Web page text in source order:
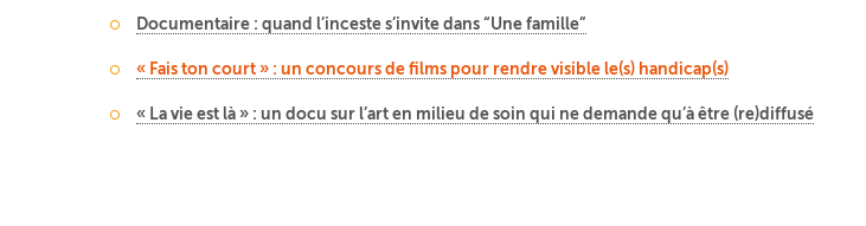
Documentaire : quand l’inceste s’invite dans “Une famille”
« Fais ton court » : un concours de films pour rendre visible le(s) handicap(s)
« La vie est là » : un docu sur l’art en milieu de soin qui ne demande qu’à être (re)diffusé